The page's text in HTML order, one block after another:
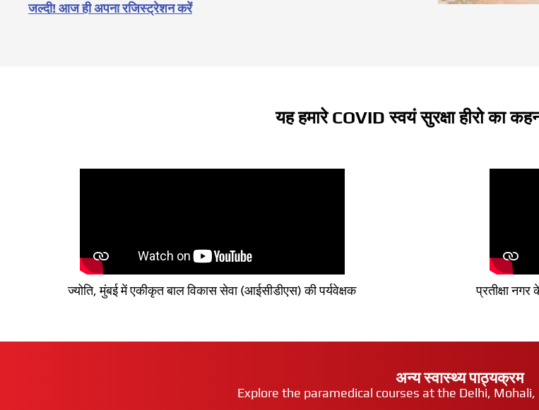
जल्दी! आज ही अपना रजिस्ट्रेशन करें
यह हमारे COVID स्वयं सुरक्षा हीरो का
ज्योति, मुंबई में एकीकृत बाल विकास सेवा (आईसीडीएस) की पर्यवेक्षक प्रतीक्षा
अन्य स्वास्थ्य पाठ्यक्रम
Explore the paramedical courses at the Delhi,